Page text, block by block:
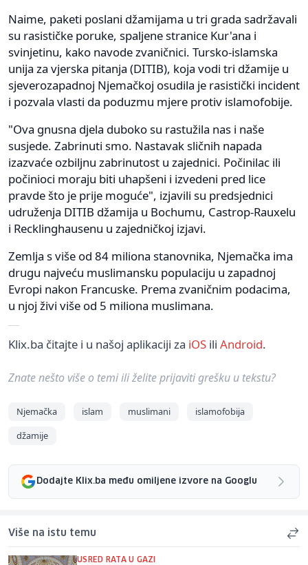
Naime, paketi poslani džamijama u tri grada sadržavali
su rasističke poruke, spaljene stranice Kur'ana i
svinjetinu, kako navode zvaničnici. Tursko-islamska
unija za vjerska pitanja (DITIB), koja vodi tri džamije u
sjeverozapadnoj Njemačkoj osudila je rasistički incident
i pozvala vlasti da poduzmu mjere protiv islamofobije.
"Ova gnusna djela duboko su rastužila nas i naše
susjede. Zabrinuti smo. Nastavak sličnih napada
izazvaće ozbiljnu zabrinutost u zajednici. Počinilac ili
počinioci moraju biti uhapšeni i izvedeni pred lice
pravde što je prije moguće", izjavili su predsjednici
udruženja DITIB džamija u Bochumu, Castrop-Rauxelu
i Recklinghausenu u zajedničkoj izjavi.
Zemlja s više od 84 miliona stanovnika, Njemačka ima
drugu najveću muslimansku populaciju u zapadnoj
Evropi nakon Francuske. Prema zvaničnim podacima,
u njoj živi više od 5 miliona muslimana.
Klix.ba čitajte i u našoj aplikaciji za iOS ili Android.
Znate nešto više o temi ili želite prijaviti grešku u tekstu?
Njemačka islam muslimani
islamofobija
džamije
Dodajte Klix.ba među omiljene izvore na Googlu
Više na istu temu
USRED RATA U GAZI